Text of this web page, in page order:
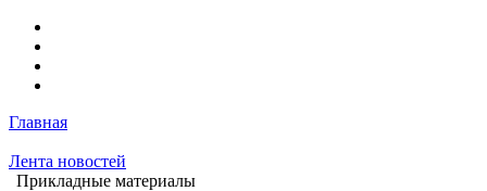
Главная
Лента новостей
Прикладные материалы